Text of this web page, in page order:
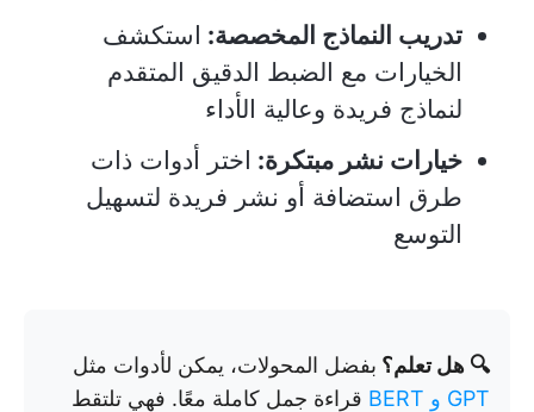
تدريب النماذج المخصصة: استكشف
الخيارات مع الضبط الدقيق المتقدم
لنماذج فريدة وعالية الأداء
خيارات نشر مبتكرة: اختر أدوات ذات
طرق استضافة أو نشر فريدة لتسهيل
التوسع
🔍 هل تعلم؟ بفضل المحولات، يمكن لأدوات مثل
GPT و BERT
قراءة جمل كاملة معًا. فهي تلتقط